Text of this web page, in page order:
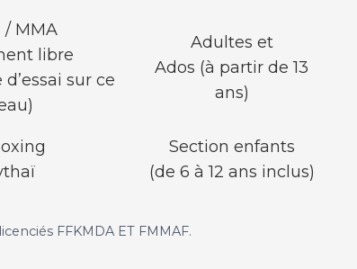
/ MMA
libre
sur ce
Adultes et
Ados (à partir de 13
ans)
Section enfants
(de 6 à 12 ans inclus)
FFKMDA ET FMMAF.